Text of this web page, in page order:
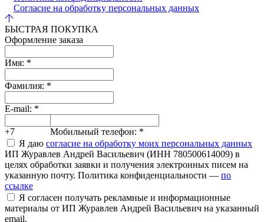
Согласие на обработку персональных данных
БЫСТРАЯ ПОКУПКА
Оформление заказа
Имя: *
Фамилия: *
E-mail: *
+7 Мобильный телефон: *
Я даю согласие на обработку моих персональных данных
ИП Журавлев Андрей Васильевич (ИНН 780500614009) в
целях обработки заявки и получения электронных писем на
указанную почту. Политика конфиденциальности — по
ссылке
Я согласен получать рекламные и информационные
материалы от ИП Журавлев Андрей Васильевич на указанный
email.